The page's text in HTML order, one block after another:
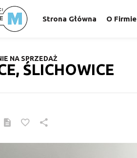
Strona Główna O Firmie
ŚLICHOWICE
NA SPRZEDAŻ